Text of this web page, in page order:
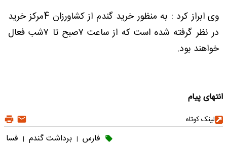
وی ابراز کرد : به منظور خرید گندم از کشاورزان 4مرکز خرید
در نظر گرفته شده است که از ساعت ۷صبح تا ۷شب فعال
خواهند بود.
انتهای پیام
لینک کوتاه
فارس | برداشت گندم | فسا